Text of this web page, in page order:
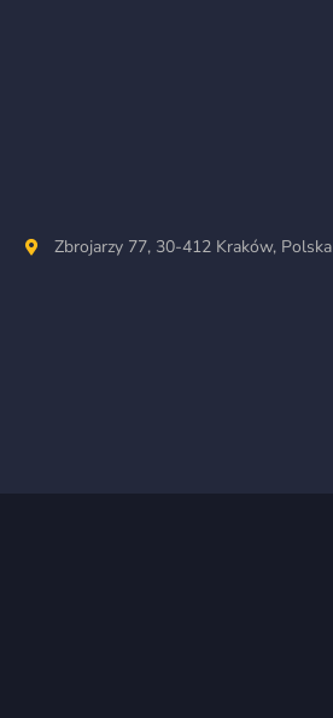
Zbrojarzy 77, 30-412 Kraków, Polska